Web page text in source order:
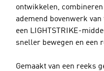
ontwikkelen,
ademend bovenwerk
een LIGHTSTRIKE-
sneller bewegen en een
Gemaakt van een reeks